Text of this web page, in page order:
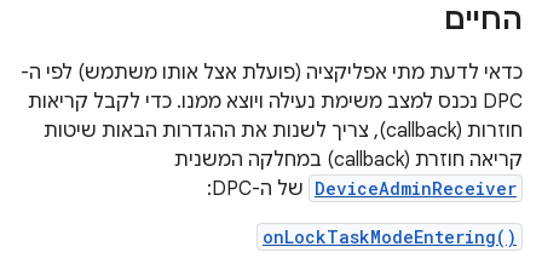
החיים
כדאי לדעת מתי אפליקציה (פועלת אצל אותו משתמש) לפי ה-
DPC נכנס למצב משימת נעילה ויוצא ממנו. כדי לקבל קריאות
חוזרות (callback), צריך לשנות את ההגדרות הבאות שיטות
קריאה חוזרת (callback) במחלקה המשנית
DeviceAdminReceiver של ה-DPC:
onLockTaskModeEntering()